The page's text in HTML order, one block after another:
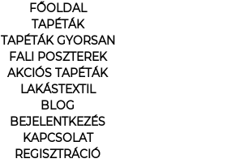
FŐOLDAL
TAPÉTÁK
TAPÉTÁK GYORSAN
FALI POSZTEREK
AKCIÓS TAPÉTÁK
LAKÁSTEXTIL
BLOG
BEJELENTKEZÉS
KAPCSOLAT
REGISZTRÁCIÓ